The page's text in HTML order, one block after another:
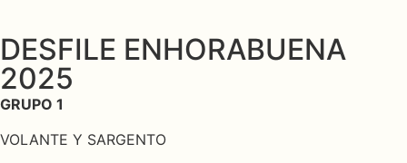
DESFILE ENHORABUENA
2025
GRUPO 1
VOLANTE Y SARGENTO